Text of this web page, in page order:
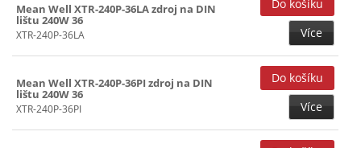
Mean Well XTR-240P-36LA zdroj na DIN
lištu 240W 36
XTR-240P-36LA Více
Mean Well XTR-240P-36PI zdroj na DIN
lištu 240W 36
XTR-240P-36PI Více